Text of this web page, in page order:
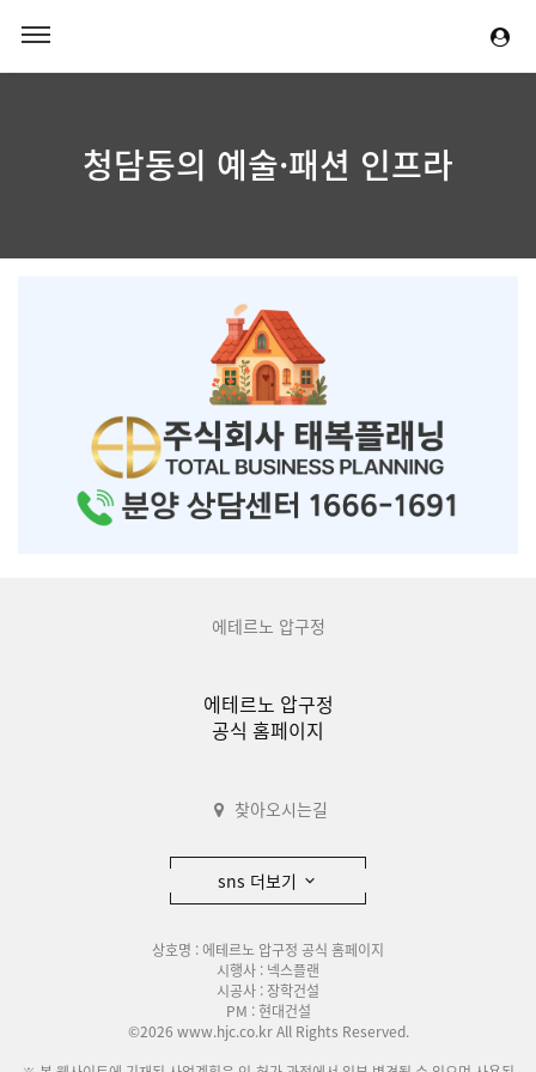
청담동의 예술·패션 인프라
에테르노 압구정
에테르노 압구정
공식 홈페이지
찾아오시는길
sns 더보기
상호명 : 에테르노 압구정 공식 홈페이지
시행사 : 넥스플랜
시공사 : 장학건설
PM : 현대건설
©2026 www.hjc.co.kr All Rights Reserved.